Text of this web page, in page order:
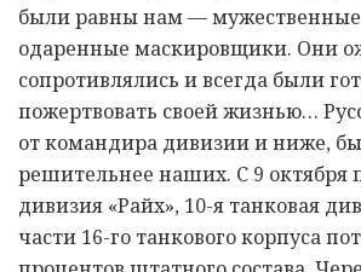
были равны нам —
одаренные маскировщики. Они
сопротивлялись и всегда были
пожертвовать своей жизнью…
от командира дивизии и ниже,
решительнее наших. С 9 октября
дивизия «Райх», 10-я танковая
части 16-го танкового корпуса